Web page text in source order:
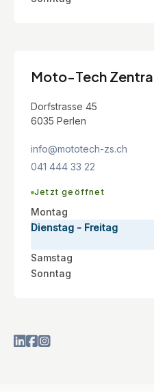
Moto-Tech
Dorfstrasse 45
6035 Perlen
info@mototech-zs.ch
041 444 33 22
Jetzt geöffnet
Montag
Dienstag - Freitag
Samstag
Sonntag